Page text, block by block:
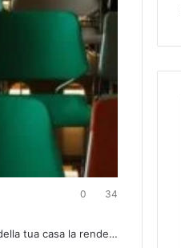
0 34
tua casa la rende…